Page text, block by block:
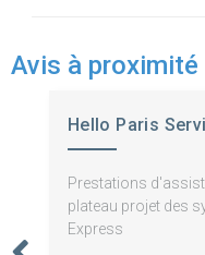
Avis à proximité
Hello Paris
Prestations
plateau projet des
Express